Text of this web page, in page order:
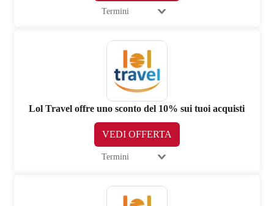
Termini
Lol Travel offre uno sconto del 10% sui tuoi acquisti
VEDI OFFERTA
Termini